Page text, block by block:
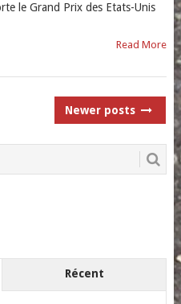
le Grand Prix des Etats-Unis
Read More
Newer posts
Récent